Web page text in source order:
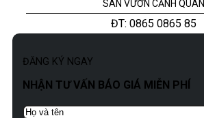
SÂN VƯỜN CẢNH QUAN
ĐT: 0865 0865 85
ĐĂNG KÝ NGAY
NHẬN TƯ VẤN BÁO GIÁ MIỄN PHÍ